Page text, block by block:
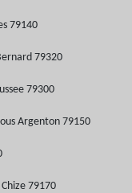
79140
79320
79300
Argenton 79150
79170